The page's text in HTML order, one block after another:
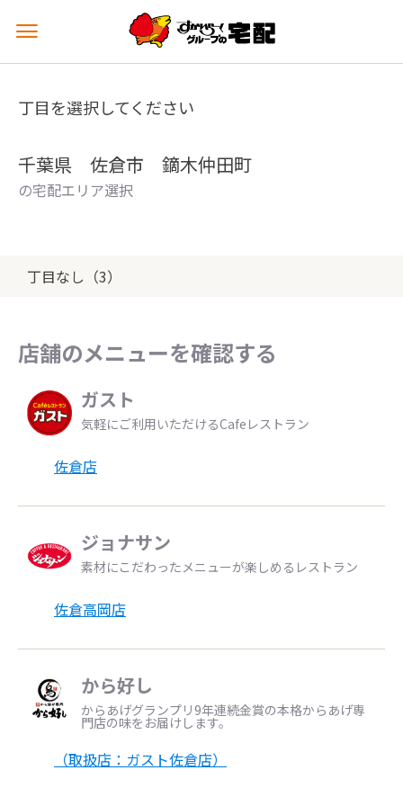
メ
ュ
を
丁目を選択してください
千葉県 佐倉市 鏑木仲田町
の宅配エリア選択
丁目なし（3）
店舗のメニューを確認する
ガスト
気軽にご利用いただけるCafeレストラン
佐倉店
ジョナサン
素材にこだわったメニューが楽しめるレストラン
佐倉高岡店
から好し
からあげグランプリ9年連続金賞の本格からあげ専
門店の味をお届けします。
（取扱店：ガスト佐倉店）